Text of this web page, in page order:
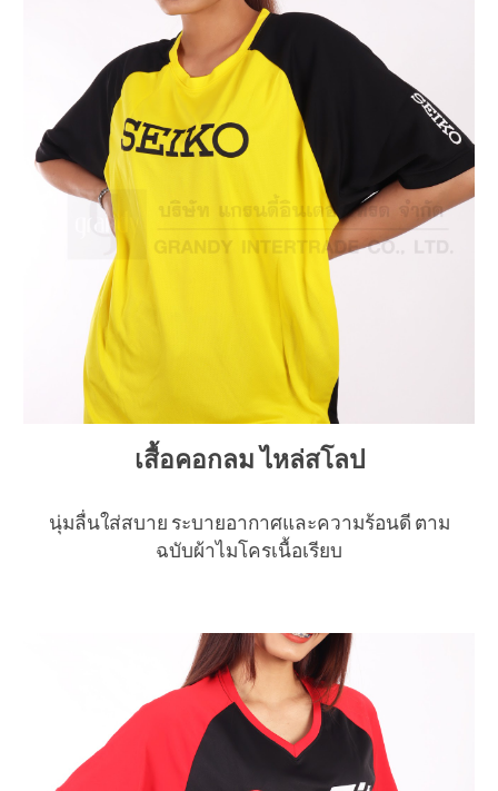
เสื้อคอกลม ไหล่สโลป
นุ่มลื่นใส่สบาย ระบายอากาศและความร้อนดี ตาม
ฉบับผ้าไมโครเนื้อเรียบ